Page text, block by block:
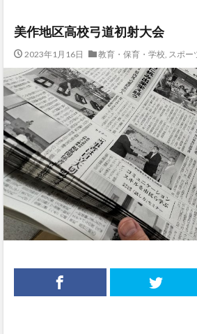
美作地区高校弓道初射大会
2023年1月16日 教育・保育・学校, スポー